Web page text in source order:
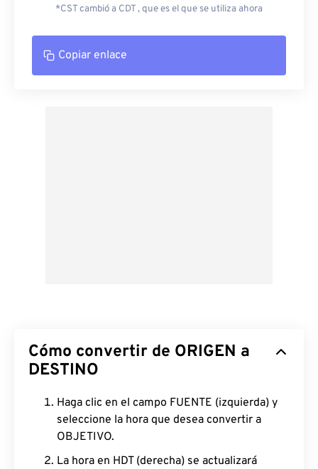
*CST cambió a CDT , que es el que se utiliza ahora
Copiar enlace
Cómo convertir de ORIGEN a
DESTINO
Haga clic en el campo FUENTE (izquierda) y
seleccione la hora que desea convertir a
OBJETIVO.
La hora en HDT (derecha) se actualizará